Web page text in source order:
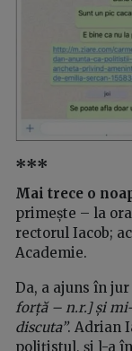
***
Mai trece o
primește – la
rectorul Iacob;
Academie.
Da, a ajuns în jur
forță – n.r.] și
discuta”. Adrian
polițistul, și l-a